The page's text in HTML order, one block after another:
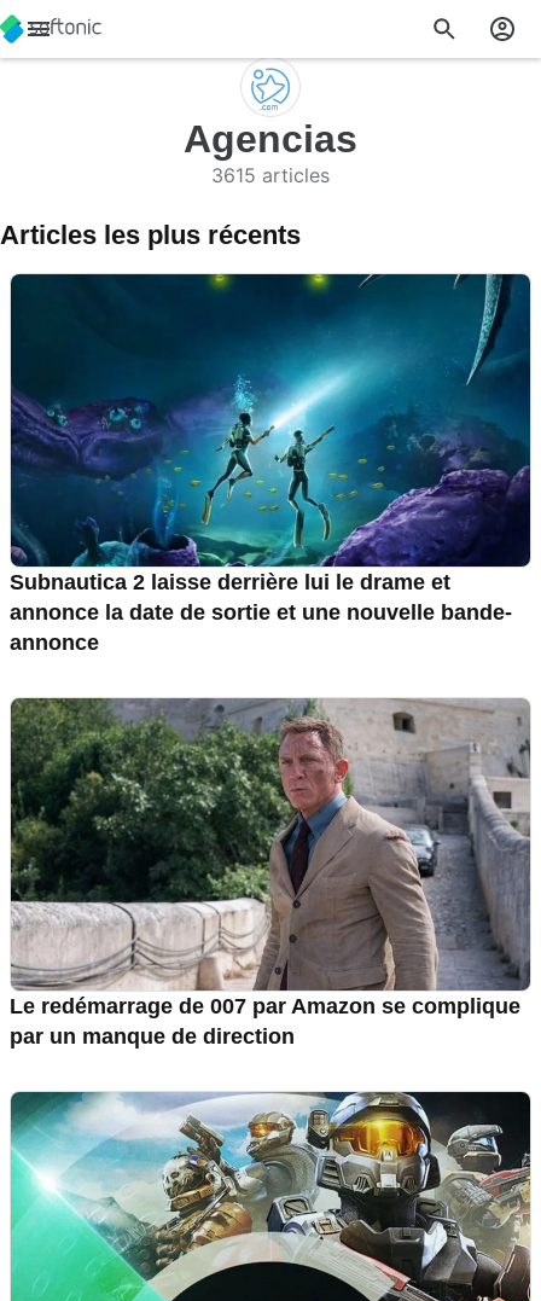
Agencias
3615 articles
Articles les plus récents
Subnautica 2 laisse derrière lui le drame et
annonce la date de sortie et une nouvelle bande-
annonce
Le redémarrage de 007 par Amazon se complique
par un manque de direction